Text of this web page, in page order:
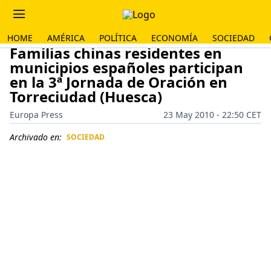
HOME AMÉRICA POLÍTICA ECONOMÍA SOCIEDAD
Familias chinas residentes en
municipios españoles participan
en la 3ª Jornada de Oración en
Torreciudad (Huesca)
Europa Press
23 May 2010 - 22:50 CET
Archivado en: SOCIEDAD